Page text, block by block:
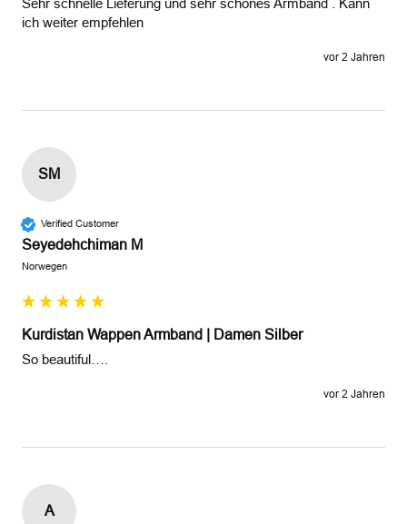
ich weiter empfehlen
vor 2 Jahren
SM
Verified Customer
Seyedehchiman M
Norwegen
Kurdistan Wappen Armband | Damen Silber
So beautiful….
vor 2 Jahren
A